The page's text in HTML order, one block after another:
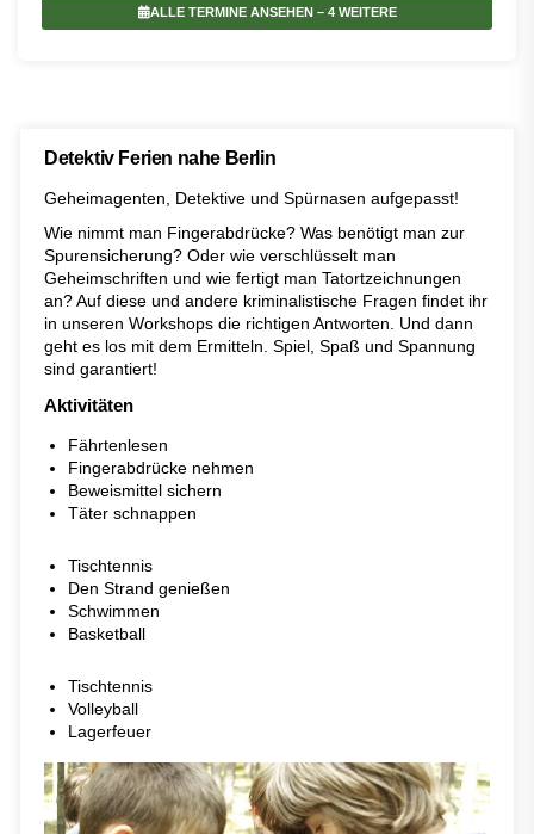
ALLE TERMINE ANSEHEN – 4 WEITERE
Detektiv Ferien nahe Berlin
Geheimagenten, Detektive und Spürnasen aufgepasst!
Wie nimmt man Fingerabdrücke? Was benötigt man zur
Spurensicherung? Oder wie verschlüsselt man
Geheimschriften und wie fertigt man Tatortzeichnungen
an? Auf diese und andere kriminalistische Fragen findet ihr
in unseren Workshops die richtigen Antworten. Und dann
geht es los mit dem Ermitteln. Spiel, Spaß und Spannung
sind garantiert!
Aktivitäten
Fährtenlesen
Fingerabdrücke nehmen
Beweismittel sichern
Täter schnappen
Tischtennis
Den Strand genießen
Schwimmen
Basketball
Tischtennis
Volleyball
Lagerfeuer